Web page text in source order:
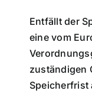
Entfällt der
eine vom
zuständigen
Speicherfrist